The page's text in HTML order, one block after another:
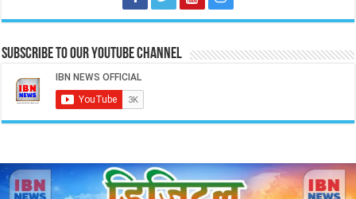
Subscribe to our Youtube Channel